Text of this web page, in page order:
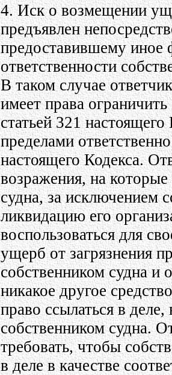
4. Иск о возмещении
предъявлен
предоставившему иное
ответственности
В таком случае
имеет права ограничить
статьей 321
пределами
настоящего Кодекса.
возражения, на
судна, за исключением
ликвидацию его
воспользоваться для
ущерб от загрязнения
собственником судна и
никакое другое
право ссылаться в
собственником судна.
требовать, чтобы
в деле в качестве